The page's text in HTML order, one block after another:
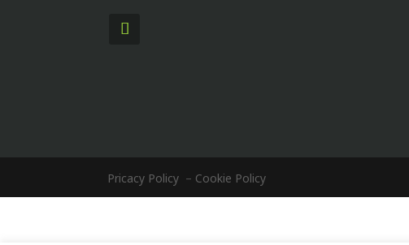
Pricacy Policy – Cookie Policy